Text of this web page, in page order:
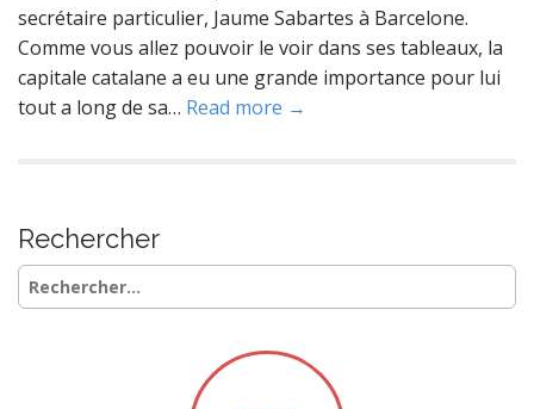
secrétaire particulier, Jaume Sabartes à Barcelone.
Comme vous allez pouvoir le voir dans ses tableaux, la
capitale catalane a eu une grande importance pour lui
tout a long de sa… Read more →
Rechercher
Rechercher :